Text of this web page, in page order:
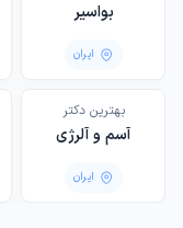
بواسیر
ایران
بهترین دکتر
آسم و آلرژی
ایران